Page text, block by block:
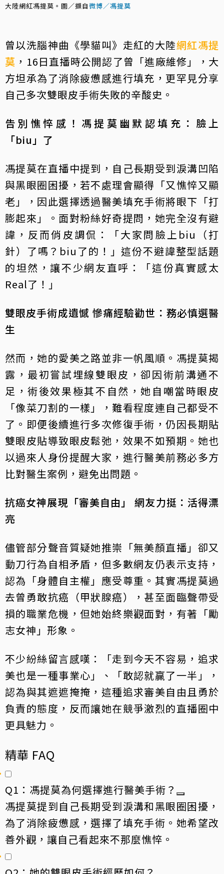
大陸網紅馮提莫。圖／擷自微博／馮提莫
曾以洗腦神曲《學貓叫》走紅的大陸網紅馮提
莫 ，16日直播時公開認了曾「進廠維修」，大
方坦承為了消除疲憊感進行填充，更罕見分享
自己多次雙眼皮手術失敗的辛酸史。
告別憔悴感！馮提莫幽默認填充：臉上
「biu」了
馮提莫在直播中提到，自己長期受到淚溝凹陷
與黑眼圈困擾，若不處理會顯得「又憔悴又顯
老」，因此選擇透過醫美填充手術將眼下「打
膨起來」。面對粉絲好奇提問，她完全沒有避
諱，反而俏皮調侃：「大家問臉上biu（打
針）了嗎？biu了的！」這份不避諱整型話題
的坦然，讓不少網友直呼：「這份真實感太
Real了！」
雙眼皮手術成遺憾 慘痛經驗勸世：務必慎選醫
生
然而，她的愛美之路並非一帆風順。馮提莫揭
露，最初嘗試埋線雙眼皮，卻因術前溝通不
足，術後效果極其不自然，她自嘲當時眼皮
「像菜刀割的一樣」，難看程度連自己都受不
了。即便後續進行多次修復手術，仍因長期貼
雙眼皮貼導致眼皮鬆弛，效果不如預期。她也
以過來人身份提醒大家，進行醫美前務必多方
比對醫生案例，避免出問題。
抗癌女神展現「審美自由」 網友力挺：活得漂
亮
儘管部分聲音質疑她推崇「無美顏直播」卻又
動刀行為自相矛盾，但多數網友仍表示支持，
認為「身體自主權」應受尊重。其實馮提莫過
去曾勇敢抗癌（甲狀腺癌），甚至面臨聲帶受
損的職業危機，但她始終樂觀面對，有著「勵
志女神」形象。
不少紛絲留言感嘆：「走到今天不容易，追求
美也是一種事業心」、「敢認就贏了一半」，
認為與其遮遮掩掩，這種追求審美自由且勇於
負責的態度，反而讓她在競爭激烈的直播圈中
更具魅力。
精華 FAQ
Q1：馮提莫為何選擇進行醫美手術？
馮提莫提到自己長期受到淚溝和黑眼圈困擾，
為了消除疲憊感，選擇了填充手術。她希望改
善外觀，讓自己看起來不那麼憔悴。